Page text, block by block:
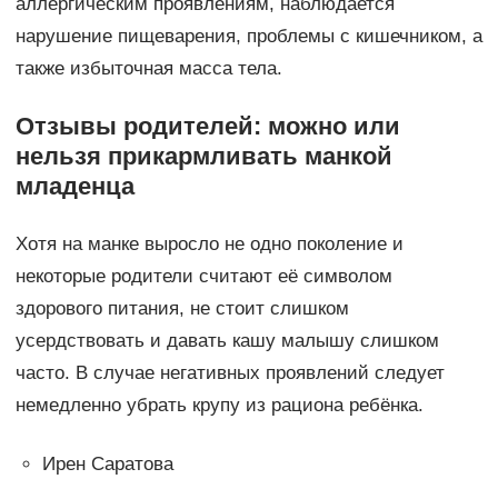
нарушение пищеварения, проблемы с кишечником, а
также избыточная масса тела.
Отзывы родителей: можно или
нельзя прикармливать манкой
младенца
Хотя на манке выросло не одно поколение и
некоторые родители считают её символом
здорового питания, не стоит слишком
усердствовать и давать кашу малышу слишком
часто. В случае негативных проявлений следует
немедленно убрать крупу из рациона ребёнка.
Ирен Саратова